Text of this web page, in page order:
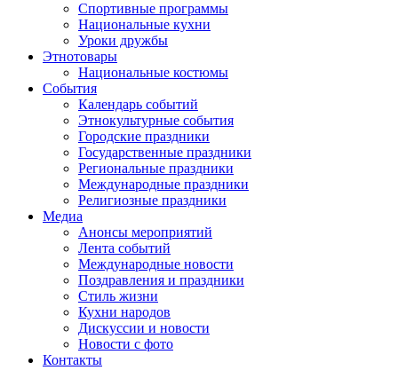
Спортивные программы
Национальные кухни
Уроки дружбы
Этнотовары
Национальные костюмы
События
Календарь событий
Этнокультурные события
Городские праздники
Государственные праздники
Региональные праздники
Международные праздники
Религиозные праздники
Медиа
Анонсы мероприятий
Лента событий
Международные новости
Поздравления и праздники
Cтиль жизни
Кухни народов
Дискуссии и новости
Новости с фото
Контакты